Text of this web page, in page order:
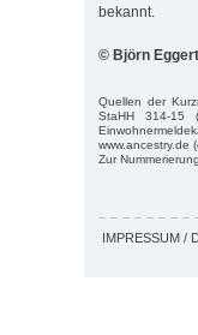
bekannt.
© Björn Eggert
Quellen der
StaHH 314-15
www.ancestry.de
Zur
IMPRESSUM /